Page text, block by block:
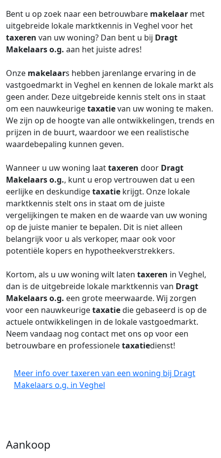
Bent u op zoek naar een betrouwbare makelaar met
uitgebreide lokale marktkennis in Veghel voor het
taxeren van uw woning? Dan bent u bij Dragt
Makelaars o.g. aan het juiste adres!
Onze makelaars hebben jarenlange ervaring in de
vastgoedmarkt in Veghel en kennen de lokale markt als
geen ander. Deze uitgebreide kennis stelt ons in staat
om een nauwkeurigetaxatievan uw woning te maken.
We zijn op de hoogte van alle ontwikkelingen, trends en
prijzen in de buurt, waardoor we een realistische
waardebepaling kunnen geven.
Wanneer u uw woning laattaxeren door Dragt
Makelaars o.g., kunt u erop vertrouwen dat u een
eerlijke en deskundigetaxatie krijgt. Onze lokale
marktkennis stelt ons in staat om de juiste
vergelijkingen te maken en de waarde van uw woning
op de juiste manier te bepalen. Dit is niet alleen
belangrijk voor u als verkoper, maar ook voor
potentiële kopers en hypotheekverstrekkers.
Kortom, als u uw woning wilt laten taxeren in Veghel,
dan is de uitgebreide lokale marktkennis van Dragt
Makelaars o.g. een grote meerwaarde. Wij zorgen
voor een nauwkeurigetaxatiedie gebaseerd is op de
actuele ontwikkelingen in de lokale vastgoedmarkt.
Neem vandaag nog contact met ons op voor een
betrouwbare en professioneletaxatiedienst!
Meer info over taxeren van een woning bij Dragt
Makelaars o.g. in Veghel
Aankoop